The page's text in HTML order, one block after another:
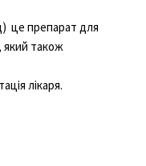
це препарат для
який також
лікаря.